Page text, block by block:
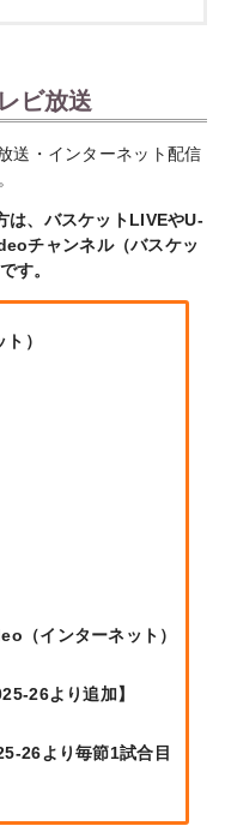
ビ放送
送・インターネット配信
は、バスケットLIVEやU-
チャンネル（バスケッ
す。
）
（インターネット）
26より追加】
26より毎節1試合目